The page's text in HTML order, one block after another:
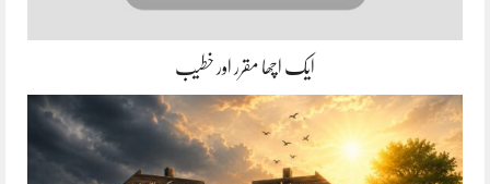
ایک اچھا مقرر اور خطیب